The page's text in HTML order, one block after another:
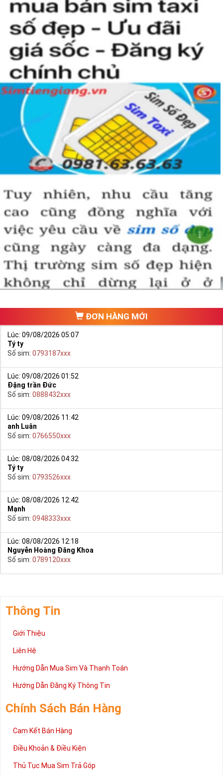
ĐƠN HÀNG MỚI
Lúc: 09/08/2026 05:07
Tý ty
Số sim: 0793187xxx
Lúc: 09/08/2026 01:52
Đặng trần Đức
Số sim: 0888432xxx
Lúc: 09/08/2026 11:42
anh Luân
Số sim: 0766550xxx
Lúc: 08/08/2026 04:32
Tý ty
Số sim: 0793526xxx
Lúc: 08/08/2026 12:42
Mạnh
Số sim: 0948333xxx
Lúc: 08/08/2026 12:18
Nguyễn Hoàng Đăng Khoa
Số sim: 0789120xxx
Thông Tin
Giới Thiệu
Liên Hệ
Hướng Dẫn Mua Sim Và Thanh Toán
Hướng Dẫn Đăng Ký Thông Tin
Chính Sách Bán Hàng
Cam Kết Bán Hàng
Điều Khoản & Điều Kiện
Thủ Tục Mua Sim Trả Góp